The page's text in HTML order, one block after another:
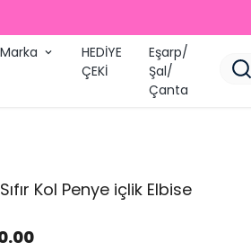
Marka
HEDİYE
ÇEKİ
Eşarp/
Şal/
Çanta
Kol Penye içlik Elbise